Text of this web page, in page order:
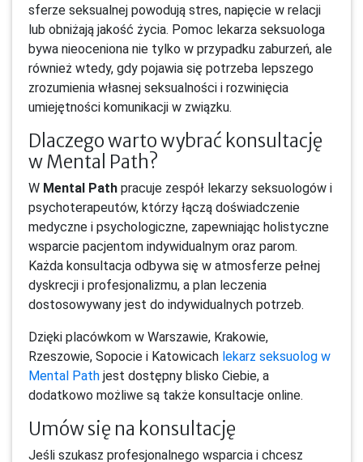
sferze seksualnej powodują stres, napięcie w relacji
lub obniżają jakość życia. Pomoc lekarza seksuologa
bywa nieoceniona nie tylko w przypadku zaburzeń, ale
również wtedy, gdy pojawia się potrzeba lepszego
zrozumienia własnej seksualności i rozwinięcia
umiejętności komunikacji w związku.
Dlaczego warto wybrać konsultację
w Mental Path?
W Mental Path pracuje zespół lekarzy seksuologów i
psychoterapeutów, którzy łączą doświadczenie
medyczne i psychologiczne, zapewniając holistyczne
wsparcie pacjentom indywidualnym oraz parom.
Każda konsultacja odbywa się w atmosferze pełnej
dyskrecji i profesjonalizmu, a plan leczenia
dostosowywany jest do indywidualnych potrzeb.
Dzięki placówkom w Warszawie, Krakowie,
Rzeszowie, Sopocie i Katowicach lekarz seksuolog w
Mental Path jest dostępny blisko Ciebie, a
dodatkowo możliwe są także konsultacje online.
Umów się na konsultację
Jeśli szukasz profesjonalnego wsparcia i chcesz